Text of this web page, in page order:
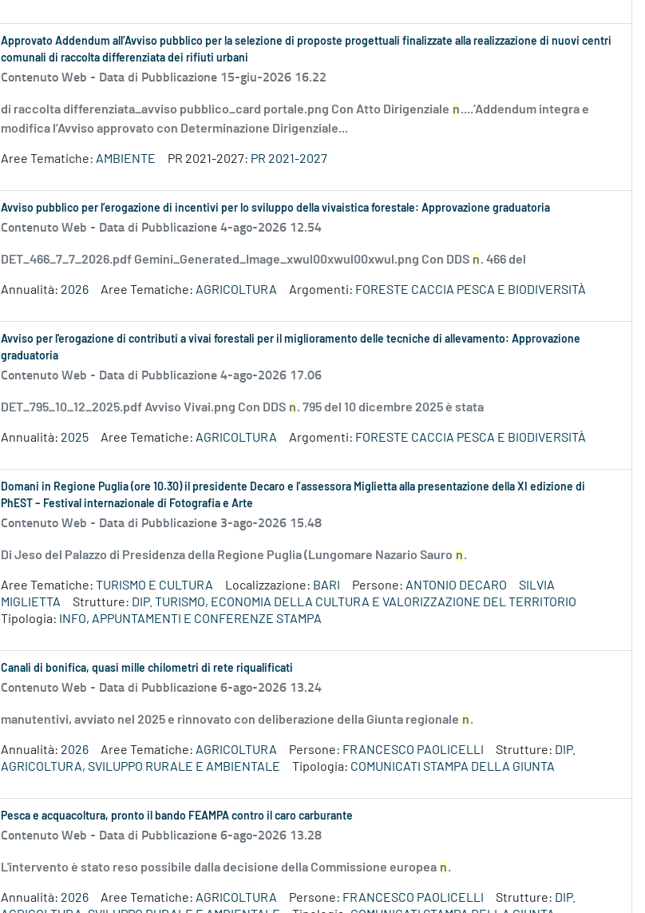
Approvato Addendum all’Avviso pubblico per la selezione di proposte progettuali finalizzate alla realizzazione di nuovi centri
comunali di raccolta differenziata dei rifiuti urbani
Contenuto Web - Data di Pubblicazione 15-giu-2026 16.22
di raccolta differenziata_avviso pubblico_card portale.png Con Atto Dirigenziale n....’Addendum integra e
modifica l’Avviso approvato con Determinazione Dirigenziale...
Aree Tematiche: AMBIENTE PR 2021-2027: PR 2021-2027
Avviso pubblico per l’erogazione di incentivi per lo sviluppo della vivaistica forestale: Approvazione graduatoria
Contenuto Web - Data di Pubblicazione 4-ago-2026 12.54
DET_466_7_7_2026.pdf Gemini_Generated_Image_xwul00xwul00xwul.png Con DDS n. 466 del
Annualità: 2026 Aree Tematiche: AGRICOLTURA Argomenti: FORESTE CACCIA PESCA E BIODIVERSITÀ
Avviso per l'erogazione di contributi a vivai forestali per il miglioramento delle tecniche di allevamento: Approvazione
graduatoria
Contenuto Web - Data di Pubblicazione 4-ago-2026 17.06
DET_795_10_12_2025.pdf Avviso Vivai.png Con DDS n. 795 del 10 dicembre 2025 è stata
Annualità: 2025 Aree Tematiche: AGRICOLTURA Argomenti: FORESTE CACCIA PESCA E BIODIVERSITÀ
Domani in Regione Puglia (ore 10.30) il presidente Decaro e l’assessora Miglietta alla presentazione della XI edizione di
PhEST – Festival internazionale di Fotografia e Arte
Contenuto Web - Data di Pubblicazione 3-ago-2026 15.48
Di Jeso del Palazzo di Presidenza della Regione Puglia (Lungomare Nazario Sauro n.
Aree Tematiche: TURISMO E CULTURA Localizzazione: BARI Persone: ANTONIO DECARO
SILVIA
MIGLIETTA
Strutture: DIP. TURISMO, ECONOMIA DELLA CULTURA E VALORIZZAZIONE DEL TERRITORIO
Tipologia:
INFO, APPUNTAMENTI E CONFERENZE STAMPA
Canali di bonifica, quasi mille chilometri di rete riqualificati
Contenuto Web - Data di Pubblicazione 6-ago-2026 13.24
manutentivi, avviato nel 2025 e rinnovato con deliberazione della Giunta regionale n.
Annualità: 2026 Aree Tematiche: AGRICOLTURA Persone: FRANCESCO PAOLICELLI Strutture: DIP.
AGRICOLTURA, SVILUPPO RURALE E AMBIENTALE
Tipologia: COMUNICATI STAMPA DELLA GIUNTA
Pesca e acquacoltura, pronto il bando FEAMPA contro il caro carburante
Contenuto Web - Data di Pubblicazione 6-ago-2026 13.28
L'intervento è stato reso possibile dalla decisione della Commissione europea n.
Annualità: 2026 Aree Tematiche: AGRICOLTURA Persone: FRANCESCO PAOLICELLI Strutture: DIP.